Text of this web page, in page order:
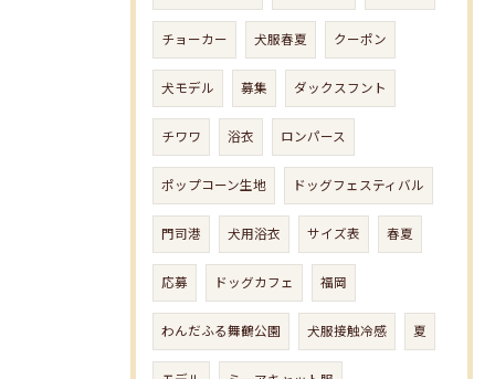
チョーカー 犬服春夏 クーポン
犬モデル 募集 ダックスフント
チワワ 浴衣 ロンパース
ポップコーン生地 ドッグフェスティバル
門司港 犬用浴衣 サイズ表 春夏
応募 ドッグカフェ 福岡
わんだふる舞鶴公園 犬服接触冷感 夏